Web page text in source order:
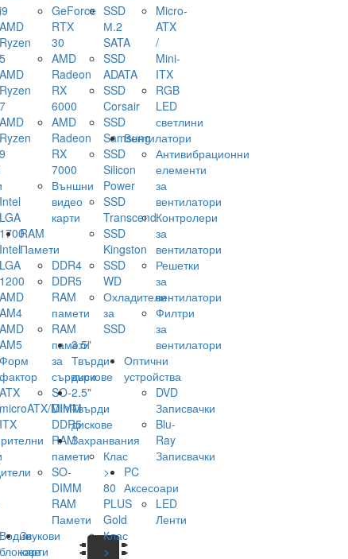
i9
AMD
Ryzen
5
AMD
Ryzen
7
AMD
Ryzen
9
Intel
LGA
1700
Intel
LGA
1200
AMD
AM4
AMD
AM5
Форм
фактор
ATX
microATX/Mini-
ITX
Водни
блокове
GeForce
RTX
30
AMD
Radeon
RX
6000
AMD
Radeon
RX
7000
Външни
видео
карти
RAM
Памети
DDR4
DDR5
RAM
памети
RAM
памети
за
сървъри
SO-
DIMM
DDR5
RAM
памети
SO-
DIMM
RAM
Памети
Звукови
карти
SSD
М.2
SATA
SSD
ADATA
SSD
Corsair
SSD
Samsung
SSD
Silicon
Power
SSD
Transcend
SSD
Kingston
SSD
WD
Охладители
за
SSD
3.5"
Твърди
дискове
2.5"
Твърди
дискове
Захранвания
Клас
>
80
PLUS
Gold
Клас
>
Micro-
ATX
/
Mini-
ITX
RGB
LED
светлини
Вентилатори
Антивибрационни
елементи
за
вентилатори
Контролери
за
вентилатори
Решетки
за
вентилатори
Филтри
за
вентилатори
Оптични
устройства
DVD
Записвачки
Blu-
Ray
Записвачки
PC
Аксесоари
LED
Ленти